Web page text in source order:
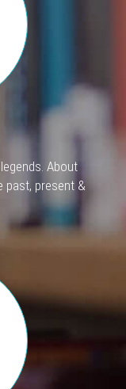
About
past, present &